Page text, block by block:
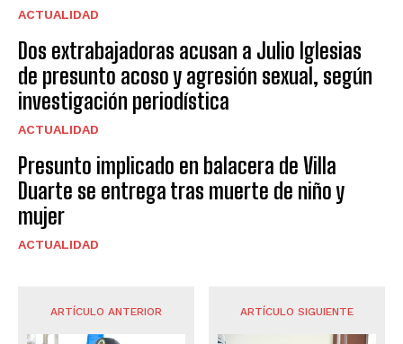
ACTUALIDAD
Dos extrabajadoras acusan a Julio Iglesias
de presunto acoso y agresión sexual, según
investigación periodística
ACTUALIDAD
Presunto implicado en balacera de Villa
Duarte se entrega tras muerte de niño y
mujer
ACTUALIDAD
ARTÍCULO ANTERIOR ARTÍCULO SIGUIENTE